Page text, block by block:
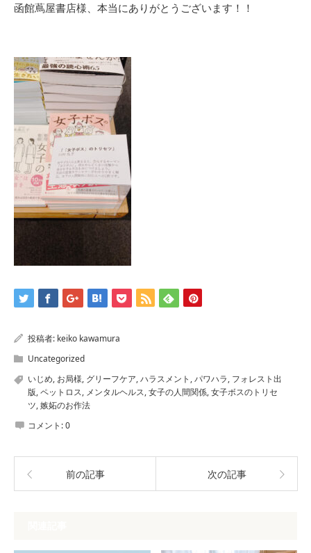
函館蔦屋書店様、本当にありがとうございます！！
投稿者: keiko kawamura
Uncategorized
いじめ, お局様, グリーフケア,ハラスメント ,パワハラ, フォレスト出
版,ペットロス, メンタルヘルス,女子の人間関係,女子ボスのトリセ
ツ,嫉妬のお作法
コメント:0
前の記事 次の記事